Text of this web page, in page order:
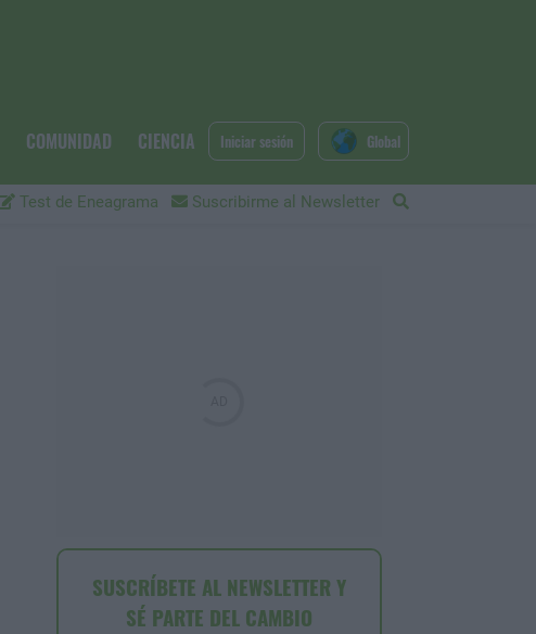
COMUNIDAD CIENCIA
Test de Eneagrama Suscribirme al Newsletter
Iniciar sesión Global
SUSCRÍBETE AL NEWSLETTER Y
SÉ PARTE DEL CAMBIO